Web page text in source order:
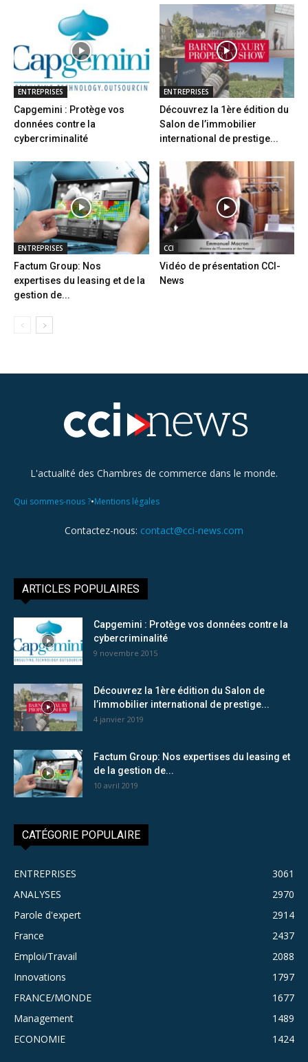
ENTREPRISES
Capgemini : Protège vos
données contre la
cybercriminalité
ENTREPRISES
Découvrez la 1ère édition du
Salon de l’immobilier
international de prestige...
ENTREPRISES
Factum Group: Nos
expertises du leasing et de la
gestion de...
CCI
Vidéo de présentation CCI-
News
L'actualité des Chambres de commerce dans le monde.
Qui sommes-nous ?•Mentions légales
Contactez-nous: contact@cci-news.com
ARTICLES POPULAIRES
Capgemini : Protège vos données contre la
cybercriminalité
9 novembre 2015
Découvrez la 1ère édition du Salon de
l’immobilier international de prestige...
4 janvier 2019
Factum Group: Nos expertises du leasing et
de la gestion de...
10 avril 2019
CATÉGORIE POPULAIRE
ENTREPRISES
3061
ANALYSES
2970
Parole d'expert
2914
France
2437
Emploi/Travail
2088
Innovations
1797
FRANCE/MONDE
1677
Management
1489
ECONOMIE
1424